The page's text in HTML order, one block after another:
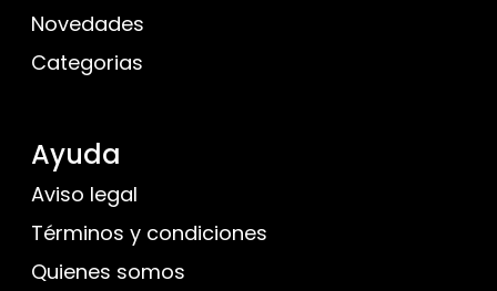
Novedades
Categorias
Ayuda
Aviso legal
Términos y condiciones
Quienes somos